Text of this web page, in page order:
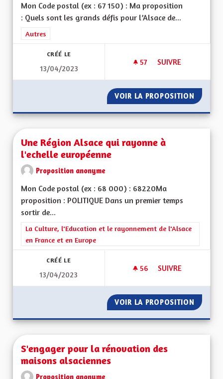
Mon Code postal (ex : 67 150) : Ma proposition
: Quels sont les grands défis pour l’Alsace de...
Filtrer les résultats de la catégorie : Autres
Autres
CRÉÉ LE
13/04/2023
57 57 ABONNÉS
SUIVRE
VOIR LA PROPOSITION POUR
Une Région Alsace qui rayonne à
l'echelle européenne
Proposition anonyme
Mon Code postal (ex : 68 000) : 68220Ma
proposition : POLITIQUE Dans un premier temps
sortir de...
Filtrer les résultats de la catégorie : La Culture, l'Education et
La Culture, l'Education et le rayonnement de l'Alsace
en France et en Europe
CRÉÉ LE
13/04/2023
56 56 ABONNÉS
SUIVRE
VOIR LA PROPOSITION UNE
S'engager pour la rénovation des
maisons alsaciennes
Proposition anonyme